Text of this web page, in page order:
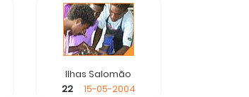
Ilhas Salomão
22
15-05-2004